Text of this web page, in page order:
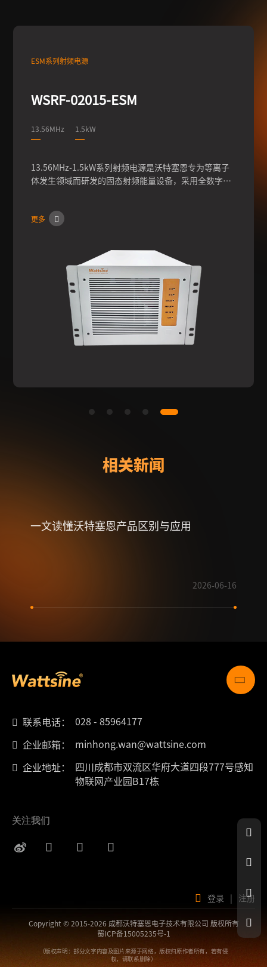
ESM系列射频电源
WSRF-02015-ESM
13.56MHz 1.5kW
13.56MHz-1.5kW系列射频电源是沃特塞恩专为等离子
体发生领域而研发的固态射频能量设备，采用全数字化
配置需求。
更多
相关新闻
一文读懂沃特塞恩产品区别与应用
2026-06-16
联系电话：
028 - 85964177
企业邮箱：
minhong.wan@wattsine.com
企业地址：
四川成都市双流区华府大道四段777号感知
物联网产业园B17栋
关注我们
登录 | 注册
Copyright © 2015-2026 成都沃特塞恩电子技术有限公司 版权所有
蜀ICP备15005235号-1
（版权声明：部分文字内容及图片来源于网络，版权归原作者所有，若有侵
权，请联系删除）